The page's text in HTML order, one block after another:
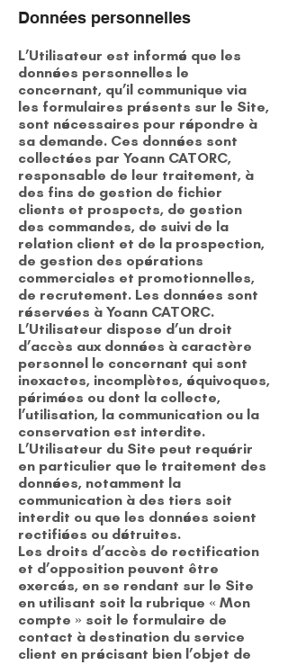
Données personnelles
L’Utilisateur est informé que les
données personnelles le
concernant, qu’il communique via
les formulaires présents sur le Site,
sont nécessaires pour répondre à
sa demande. Ces données sont
collectées par Yoann CATORC,
responsable de leur traitement, à
des fins de gestion de fichier
clients et prospects, de gestion
des commandes, de suivi de la
relation client et de la prospection,
de gestion des opérations
commerciales et promotionnelles,
de recrutement. Les données sont
réservées à Yoann CATORC.
L’Utilisateur dispose d’un droit
d’accès aux données à caractère
personnel le concernant qui sont
inexactes, incomplètes, équivoques,
périmées ou dont la collecte,
l’utilisation, la communication ou la
conservation est interdite.
L’Utilisateur du Site peut requérir
en particulier que le traitement des
données, notamment la
communication à des tiers soit
interdit ou que les données soient
rectifiées ou détruites.
Les droits d’accès de rectification
et d’opposition peuvent être
exercés, en se rendant sur le Site
en utilisant soit la rubrique « Mon
compte » soit le formulaire de
contact à destination du service
client en précisant bien l’objet de